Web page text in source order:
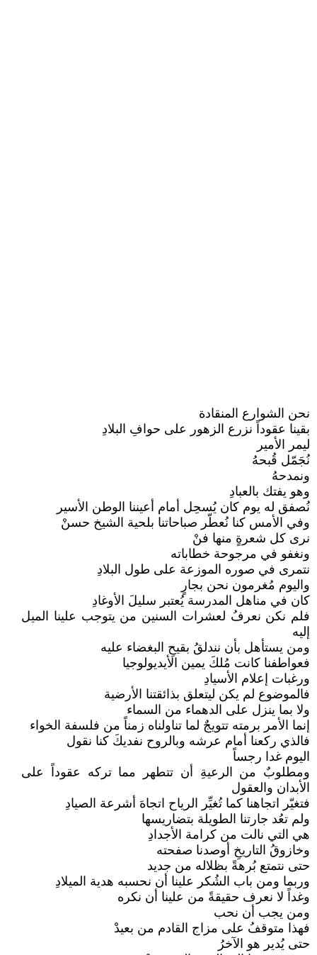
نحن الشوارع المنقادة
بقينا عقوداً نزرع الزهور على حوافِ البلادِ
ليمر الأمير
نُجَمّل قُبحهُ
ونمدحهُ
وهو يفتك بالعبادِ
نُصفق له يوم كان يُسحِل أمام أعيننا الوطن الأسير
وفي الأمس كنا نُعطّر صباحاتنا بلحية الشيخ حسنْ
نرى كل شعرةٍ منها فنْ
ونغفو في مرجوحة خطاباته
نتمرى في صوره الموزعة على طول البلادِ
واليوم مُغرمون نحن بجارٍ
كان في مناهل المدرسة يُعتبر سليلَ الأوغادِ
فلم نكن نعرفُ لعشرات السنين من يتوجب علينا الميل
إليه
ومن يستأهل بأن نندلقُ بقيحِ البغضاء عليه
فعواطفنا كانت مُلكَ يمين الأيديولوجيا
ورغبات إعلام الأسيادِ
فالموضوع لم يكن ليتعلق بذائقتنا الأرضية
ولا بما ينزل على الدهماء من السماء
إنما الأمر برمته تتويجٌ لما تناولناه زمناً من فلسفة الخواء
فالذي ركعنا أمام عرشه وبالروح نفديكَ كنا نقول
اليوم غدا رجساً
ومطلوبٌ من الرعيةِ أن تتطهر مما تركه عقوداً على
الأبدان والعقول
فتغيّر اتجاهنا كما تُغيِّر الرياح اتجاهَ أشرعة الصيادِ
ولم تعُد جارتنا الطويلة بتضاريسها
هي التي نالت من كرامة الأجدادِ
وخازوقُ التاريخِ أوصدنا صفحته
حتى نتمتع بُرهةً بظلاله من جديد
وربما ومن باب الشُكر علينا أن نحسبه هدية الميلادِ
وغداً لا نعرف حقيقةً من علينا أن نكره
ومن يجب أن نحب
فهذا متوقفُ على مزاج القادم من بعيدْ
حتى يُدير هو الآخرُ